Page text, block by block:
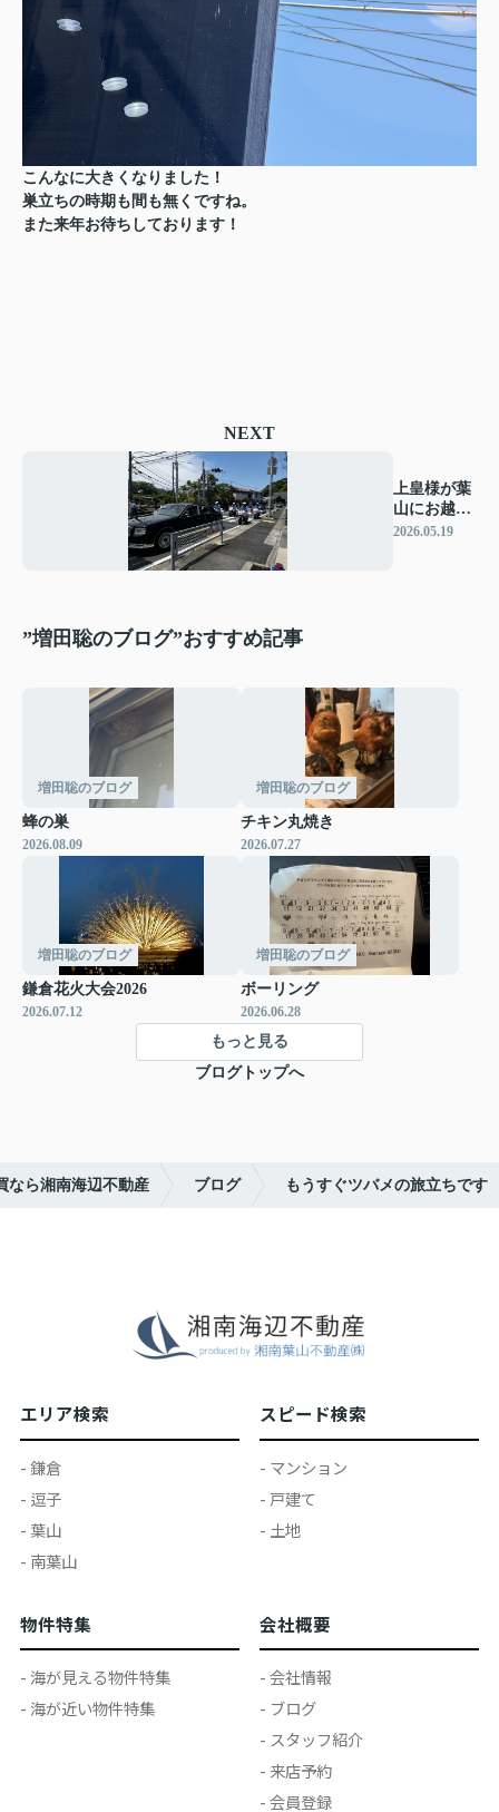
こんなに大きくなりました！
巣立ちの時期も間も無くですね。
また来年お待ちしております！
NEXT
上皇様が葉
山にお越し
になりまし
2026.05.19
”増田聡のブログ”おすすめ記事
増田聡のブログ
蜂の巣
2026.08.09
増田聡のブログ
チキン丸焼き
2026.07.27
増田聡のブログ
鎌倉花火大会2026
2026.07.12
増田聡のブログ
ボーリング
2026.06.28
もっと見る
ブログトップへ
なら湘南海辺不動産 ブログ もうすぐツバメの旅立ちです
エリア検索
- 鎌倉
- 逗子
- 葉山
- 南葉山
スピード検索
- マンション
- 戸建て
- 土地
物件特集
- 海が見える物件特集
- 海が近い物件特集
会社概要
- 会社情報
- ブログ
- スタッフ紹介
- 来店予約
- 会員登録